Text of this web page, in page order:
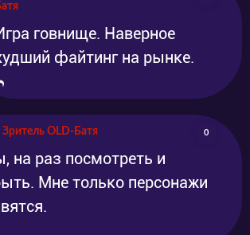
говнище. Наверное
файтинг на рынке.
Зритель OLD-Батя 0
на раз посмотреть и
Мне только персонажи